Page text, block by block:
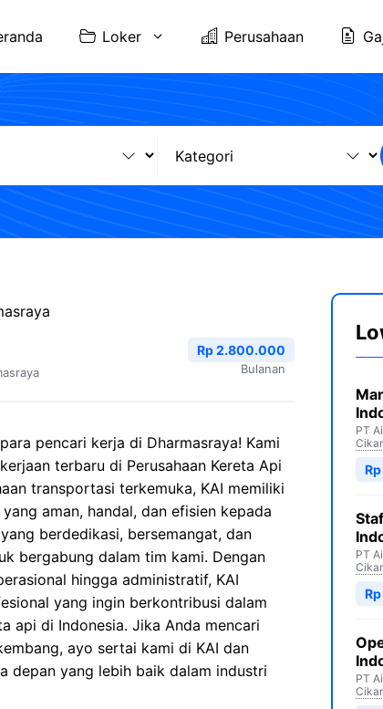
Loker Perusahaan
Rp 2.800.000
Bulanan
pencari kerja di Dharmasraya! Kami
terbaru di Perusahaan Kereta Api
transportasi terkemuka, KAI memiliki
aman, handal, dan efisien kepada
berdedikasi, bersemangat, dan
bergabung dalam tim kami. Dengan
hingga administratif, KAI
yang ingin berkontribusi dalam
api di Indonesia. Jika Anda mencari
ayo sertai kami di KAI dan
depan yang lebih baik dalam industri
PT
PT
PT